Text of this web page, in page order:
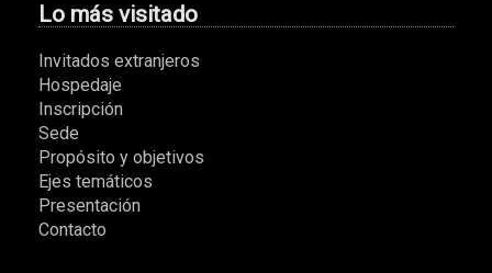
Lo más visitado
Invitados extranjeros
Hospedaje
Inscripción
Sede
Propósito y objetivos
Ejes temáticos
Presentación
Contacto